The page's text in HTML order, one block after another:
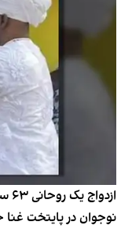
نوجوان در پایتخت